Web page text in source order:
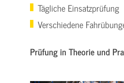
Tägliche Einsatzprüfung
Verschiedene
Prüfung in Theorie und